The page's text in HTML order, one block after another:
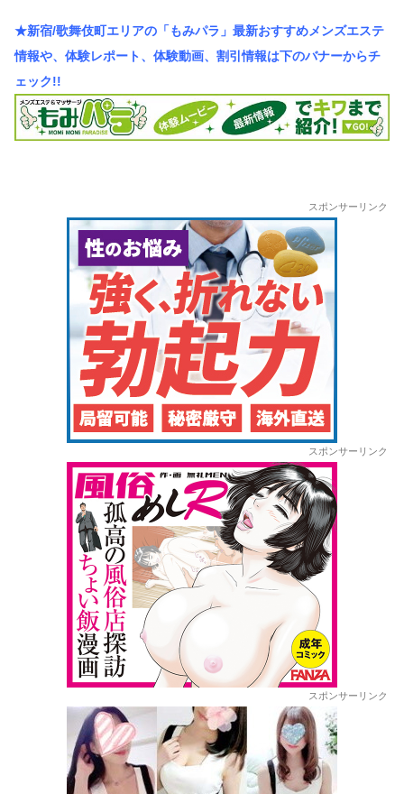
e
b
o
o
er
n
a
et
★新宿/歌舞伎町エリアの「もみパラ」最新おすすめメンズエステ
情報や、体験レポート、体験動画、割引情報は下のバナーからチ
ェック!!
スポンサーリンク
スポンサーリンク
スポンサーリンク